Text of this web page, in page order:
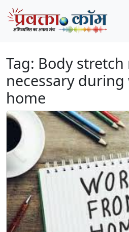
Skip to content
Skip to footer
Tag: Body stretch
necessary
home